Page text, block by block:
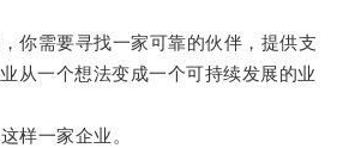
需要寻找一家可靠的伙伴，提供支
从一个想法变成一个可持续发展的业
一家企业。